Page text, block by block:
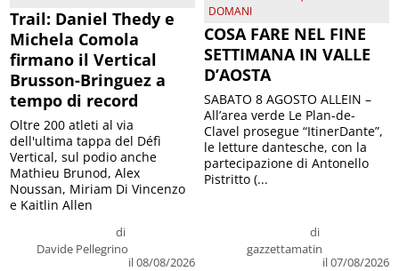
Trail: Daniel Thedy e
Michela Comola
firmano il Vertical
Brusson-Bringuez a
tempo di record
di
Davide Pellegrino
il 08/08/2026
Oltre 200 atleti al via
dell'ultima tappa del Défì
Vertical, sul podio anche
Mathieu Brunod, Alex
Noussan, Miriam Di Vincenzo
e Kaitlin Allen
DOMANI
COSA FARE NEL FINE
SETTIMANA IN VALLE
D’AOSTA
di
gazzettamatin
il 07/08/2026
SABATO 8 AGOSTO ALLEIN –
All’area verde Le Plan-de-
Clavel prosegue “ItinerDante”,
le letture dantesche, con la
partecipazione di Antonello
Pistritto (...